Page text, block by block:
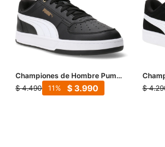
Championes de Hombre Puma
Caven 2.0 - Negro - Blanco
$ 4.490 $3.990
11 $